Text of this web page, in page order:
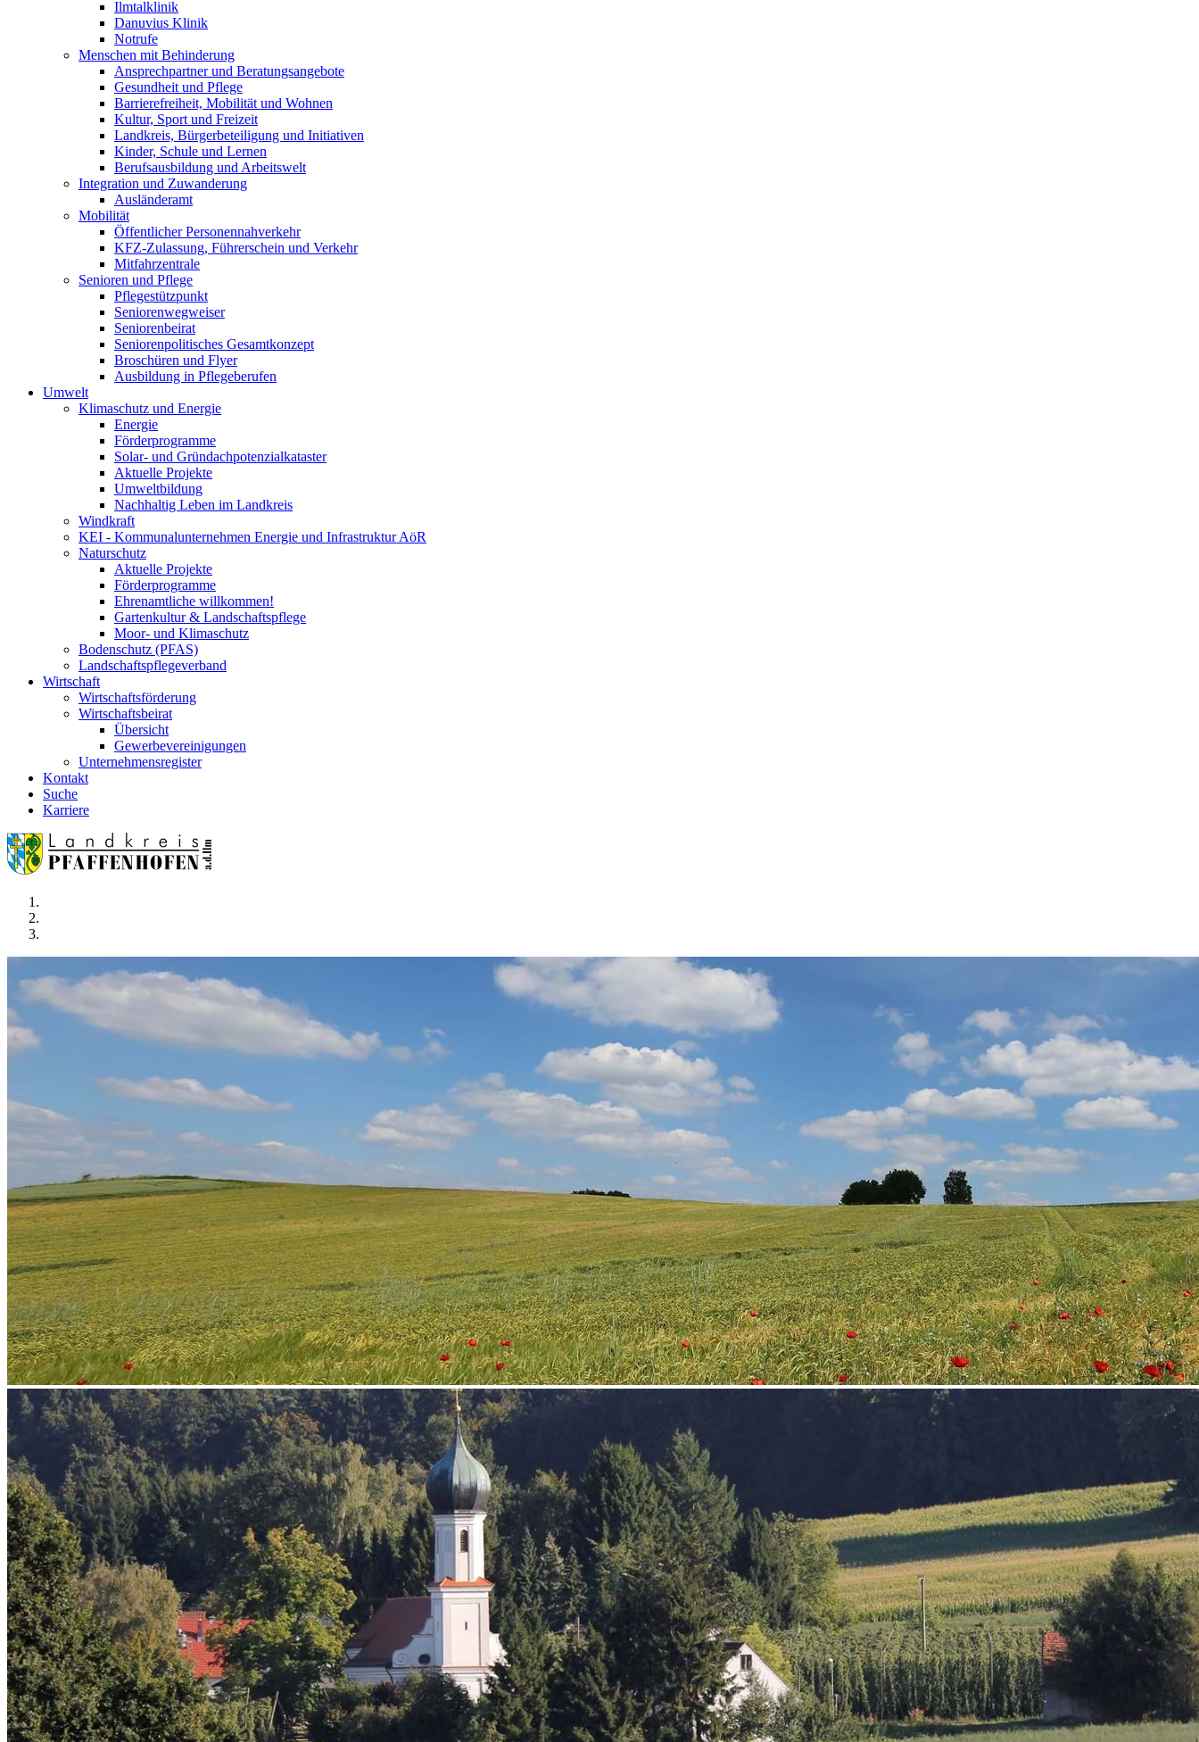
Ilmtalklinik
Danuvius Klinik
Notrufe
Menschen mit Behinderung
Ansprechpartner und Beratungsangebote
Gesundheit und Pflege
Barrierefreiheit, Mobilität und Wohnen
Kultur, Sport und Freizeit
Landkreis, Bürgerbeteiligung und Initiativen
Kinder, Schule und Lernen
Berufsausbildung und Arbeitswelt
Integration und Zuwanderung
Ausländeramt
Mobilität
Öffentlicher Personennahverkehr
KFZ-Zulassung, Führerschein und Verkehr
Mitfahrzentrale
Senioren und Pflege
Pflegestützpunkt
Seniorenwegweiser
Seniorenbeirat
Seniorenpolitisches Gesamtkonzept
Broschüren und Flyer
Ausbildung in Pflegeberufen
Umwelt
Klimaschutz und Energie
Energie
Förderprogramme
Solar- und Gründachpotenzialkataster
Aktuelle Projekte
Umweltbildung
Nachhaltig Leben im Landkreis
Windkraft
KEI - Kommunalunternehmen Energie und Infrastruktur AöR
Naturschutz
Aktuelle Projekte
Förderprogramme
Ehrenamtliche willkommen!
Gartenkultur & Landschaftspflege
Moor- und Klimaschutz
Bodenschutz (PFAS)
Landschaftspflegeverband
Wirtschaft
Wirtschaftsförderung
Wirtschaftsbeirat
Übersicht
Gewerbevereinigungen
Unternehmensregister
Kontakt
Suche
Karriere